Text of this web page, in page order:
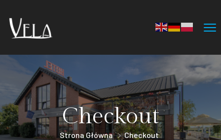
Checkout
Strona Główna Checkout